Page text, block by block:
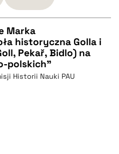
Marka
historyczna Golla i
Pekař, Bidlo) na
polskich"
Historii Nauki PAU